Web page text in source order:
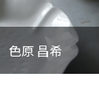
色原 昌希